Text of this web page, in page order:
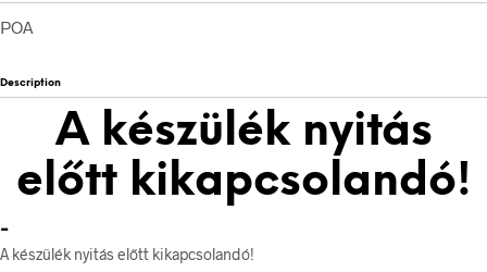
POA
Description
A készülék nyitás
előtt kikapcsolandó!
-
A készülék nyitás előtt kikapcsolandó!